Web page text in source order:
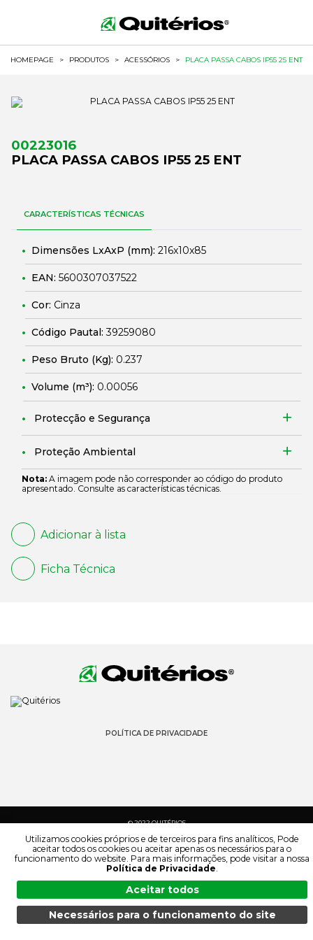
HOMEPAGE > PRODUTOS > ACESSÓRIOS > PLACA PASSA CABOS IP55 25 ENT
00223016
PLACA PASSA CABOS IP55 25 ENT
CARACTERÍSTICAS TÉCNICAS
Dimensões LxAxP (mm): 216x10x85
EAN: 5600307037522
Cor: Cinza
Código Pautal:39259080
Peso Bruto (Kg): 0.237
Volume (m³): 0.00056
Protecção e Segurança
Proteção Ambiental
Nota: A imagem pode não corresponder ao código do produto
apresentado. Consulte as características técnicas.
Adicionar à lista
Ficha Técnica
POLÍTICA DE PRIVACIDADE
© 2022 QUITÉRIOS
TODOS OS DIREITOS RESERVADOS
MENU PESQUISA PRODUTOS PT
Utilizamos cookies próprios e de terceiros para fins analíticos, Pode
aceitar todos os cookies ou aceitar apenas os necessários para o
funcionamento do website. Para mais informações, pode visitar a nossa
Política de Privacidade.
Aceitar todos
Necessários para o funcionamento do site